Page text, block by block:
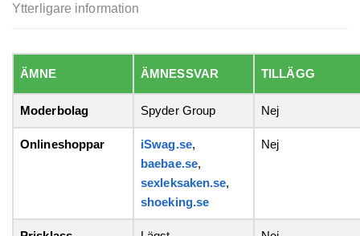
Ytterligare information
ÄMNE ÄMNESSVAR TILLÄGG
Moderbolag Spyder Group Nej
Onlineshoppar iSwag.se,
baebae.se,
sexleksaken.se,
shoeking.se
Nej